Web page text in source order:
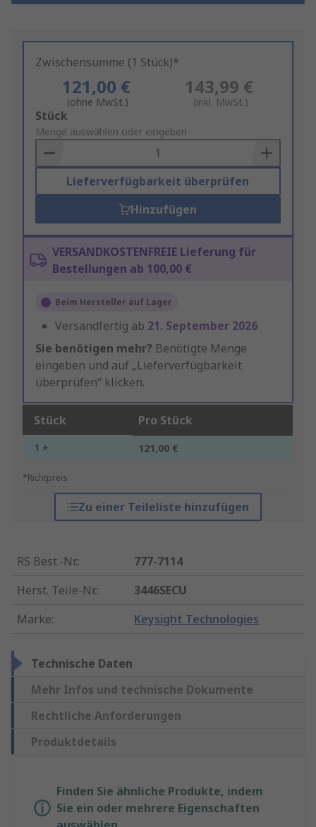
Zwischensumme (1 Stück)*
121,00 €
(ohne MwSt.)
143,99 €
(inkl. MwSt.)
Add
to
Basket
Stück
Menge auswählen oder eingeben
Lieferverfügbarkeit überprüfen
Hinzufügen
VERSANDKOSTENFREIE Lieferung für
Bestellungen ab 100,00 €
Beim Hersteller auf Lager
Versandfertig ab 21. September 2026
Sie benötigen mehr? Benötigte Menge
eingeben und auf „Lieferverfügbarkeit
überprüfen“ klicken.
Stück Pro Stück
1 + 121,00 €
*Richtpreis
Zu einer Teileliste hinzufügen
RS Best.-Nr.:
777-7114
Herst. Teile-Nr.:
3446SECU
Marke: Keysight Technologies
Technische Daten
Mehr Infos und technische Dokumente
Rechtliche Anforderungen
Produktdetails
Finden Sie ähnliche Produkte, indem
Sie ein oder mehrere Eigenschaften